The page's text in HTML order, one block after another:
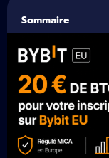
Sommaire